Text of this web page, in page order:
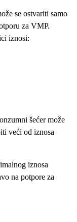
se ostvariti samo
za VMP.
iznosi:
šećer može
veći od iznosa
iznosa
na potpore za